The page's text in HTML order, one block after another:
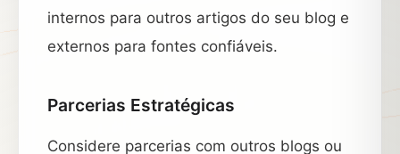
internos para outros artigos do seu blog e
externos para fontes confiáveis.
Parcerias Estratégicas
Considere parcerias com outros blogs ou